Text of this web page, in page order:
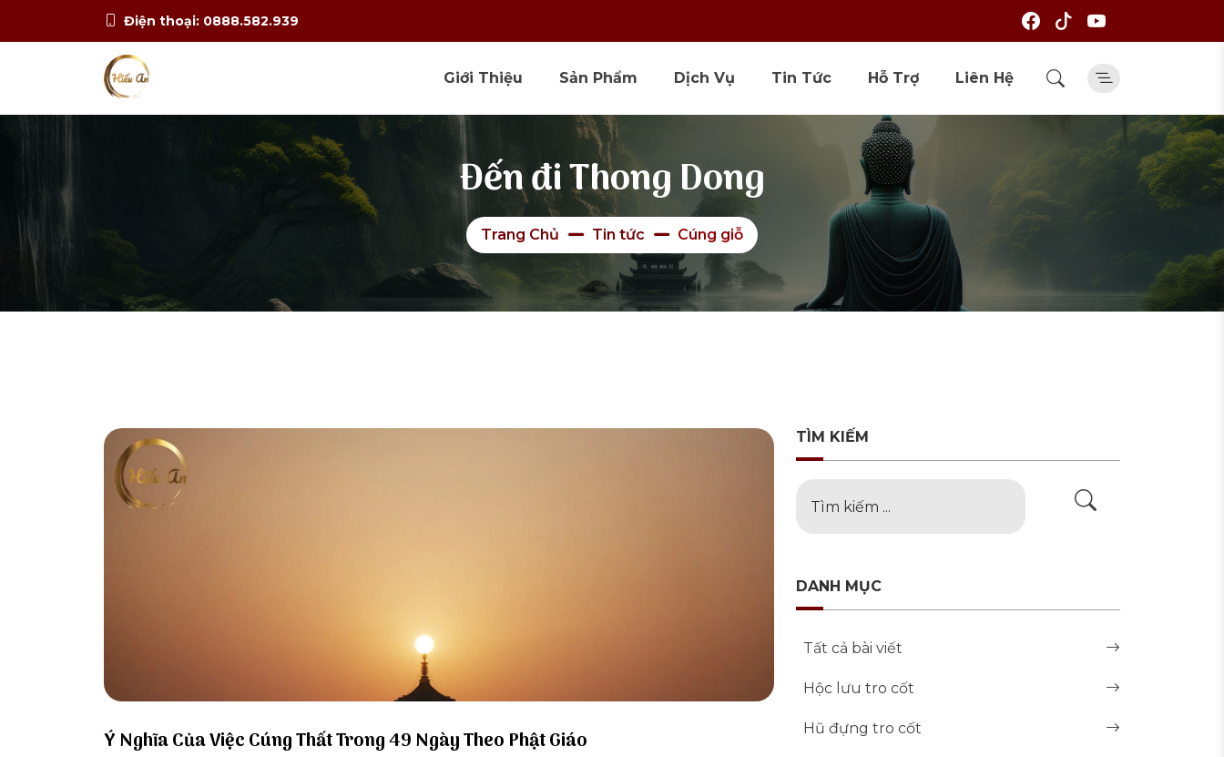
Điện thoại: 0888.582.939
Giới Thiệu Sản Phẩm Dịch Vụ Tin Tức Hỗ Trợ Liên Hệ
Đến đi Thong Dong
Trang Chủ Tin tức Cúng giỗ
Ý Nghĩa Của Việc Cúng Thất Trong 49 Ngày Theo Phật Giáo
TÌM KIẾM
DANH MỤC
Tất cả bài viết
Hộc lưu tro cốt
Hũ đựng tro cốt